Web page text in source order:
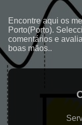
Encontre aqui os
Porto(Porto).
comentários e
boas mãos..